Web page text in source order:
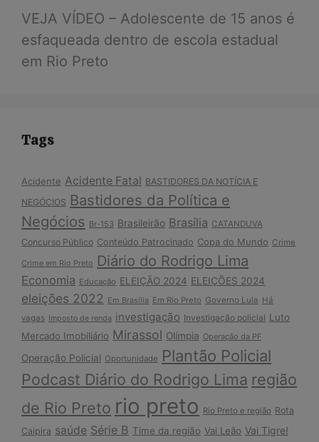
VEJA VÍDEO – Adolescente de 15 anos é
esfaqueada dentro de escola estadual
em Rio Preto
Tags
Acidente Acidente Fatal BASTIDORES DA NOTÍCIA E
NEGÓCIOS Bastidores da Política e
Negócios Br-153 Brasileirão Brasília CATANDUVA
Concurso Público Conteúdo Patrocinado Copa do Mundo Crime
Crime em Rio Preto Diário do Rodrigo Lima
Economia Educação ELEIÇÃO 2024 ELEIÇÕES 2024
eleições 2022 Em Brasília Em Rio Preto Governo Lula Há
vagas
Imposto de renda investigação Investigação policial Luto
Mercado Imobiliário Mirassol Olímpia Operação da PF
Operação Policial Oportunidade Plantão Policial
Podcast Diário do Rodrigo Lima região
de Rio Preto rio preto Rio Preto e região Rota
Caipira saúde Série B Time da região Vai Leão Vai Tigre!